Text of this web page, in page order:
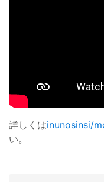
詳しくはinunosinsi/
い。